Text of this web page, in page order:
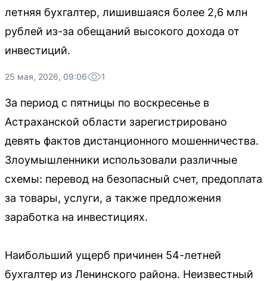
летняя бухгалтер, лишившаяся более 2,6 млн
рублей из-за обещаний высокого дохода от
инвестиций.
25 мая, 2026, 09:06 1
За период с пятницы по воскресенье в
Астраханской области зарегистрировано
девять фактов дистанционного мошенничества.
Злоумышленники использовали различные
схемы: перевод на безопасный счет, предоплата
за товары, услуги, а также предложения
заработка на инвестициях.
Наибольший ущерб причинен 54-летней
бухгалтер из Ленинского района. Неизвестный